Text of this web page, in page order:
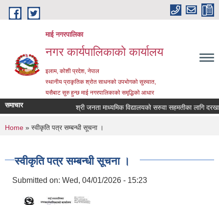
Skip to main content
माई नगरपालिका
नगर कार्यपालिकाको कार्यालय
इलाम, कोशी प्रदेश, नेपाल
स्थानीय प्राकृतिक श्रोत साधनको उपभोगको सुरुवात,
यसैबाट सुरु हुन्छ माई नगरपालिकाको समृद्धिको आधार
समाचार श्री जनता माध्यमिक विद्यालयको सरुवा सहमतीका लागि
You are here
Home » स्वीकृति पत्र सम्बन्धी सूचना ।
स्वीकृति पत्र सम्बन्धी सूचना ।
Submitted on: Wed, 04/01/2026 - 15:23